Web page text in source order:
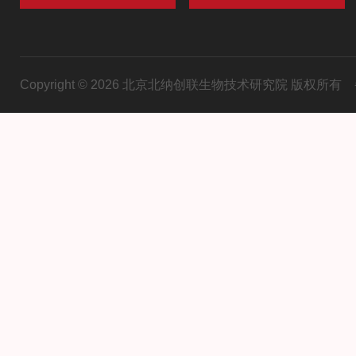
Copyright © 2026 北京北纳创联生物技术研究院 版权所有